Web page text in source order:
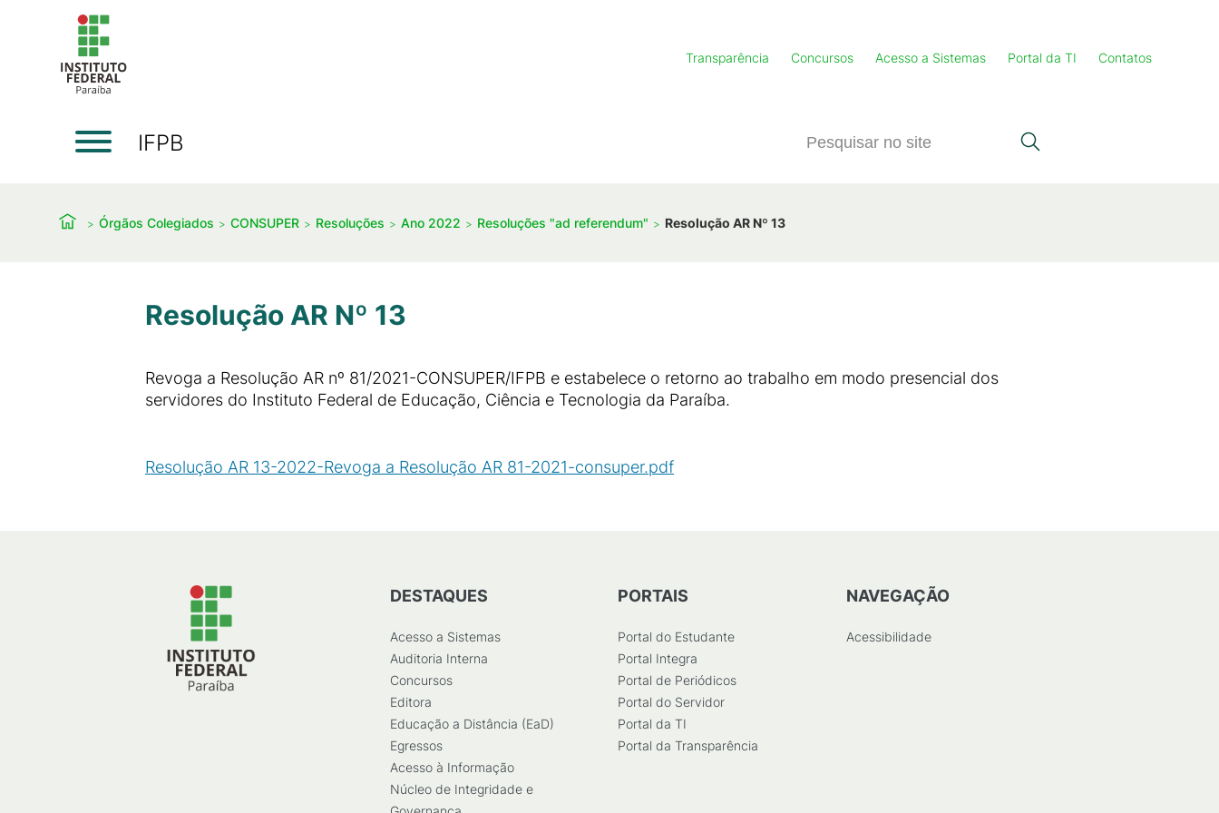
Transparência Concursos Acesso a Sistemas Portal da TI Contatos
IFPB
Órgãos Colegiados CONSUPER Resoluções Ano 2022 Resoluções "ad referendum" Resolução AR Nº 13
Resolução AR Nº 13
Revoga a Resolução AR nº 81/2021-CONSUPER/IFPB e estabelece o retorno ao trabalho em modo presencial dos
servidores do Instituto Federal de Educação, Ciência e Tecnologia da Paraíba.
Resolução AR 13-2022-Revoga a Resolução AR 81-2021-consuper.pdf
DESTAQUES
Acesso a Sistemas
Auditoria Interna
Concursos
Editora
Educação a Distância (EaD)
Egressos
Acesso à Informação
Núcleo de Integridade e
PORTAIS
Portal do Estudante
Portal Integra
Portal de Periódicos
Portal do Servidor
Portal da TI
Portal da Transparência
NAVEGAÇÃO
Acessibilidade